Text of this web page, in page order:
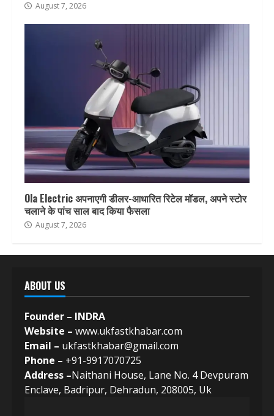
August 7, 2026
Ola Electric अपनाएगी डीलर-आधारित रिटेल मॉडल, अपने स्टोर
चलाने के पांच साल बाद किया फैसला
August 7, 2026
ABOUT US
Founder – INDRA
Website – www.ukfastkhabar.com
Email – ukfastkhabar@gmail.com
Phone – +91-9917070725
Address –Naithani House, Lane No. 4 Devpuram
Enclave, Badripur, Dehradun, 208005, Uk